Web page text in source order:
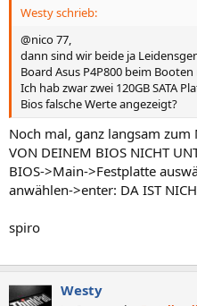
Westy schrieb:
@nico 77,
dann sind wir beide ja
Board Asus P4P800 beim
Ich hab zwar zwei 120GB SATA
Bios falsche Werte angezeigt?
Noch mal, ganz langsam
VON DEINEM BIOS NICHT
BIOS->Main->Festplatte
anwählen->enter: DA IST
spiro
Westy